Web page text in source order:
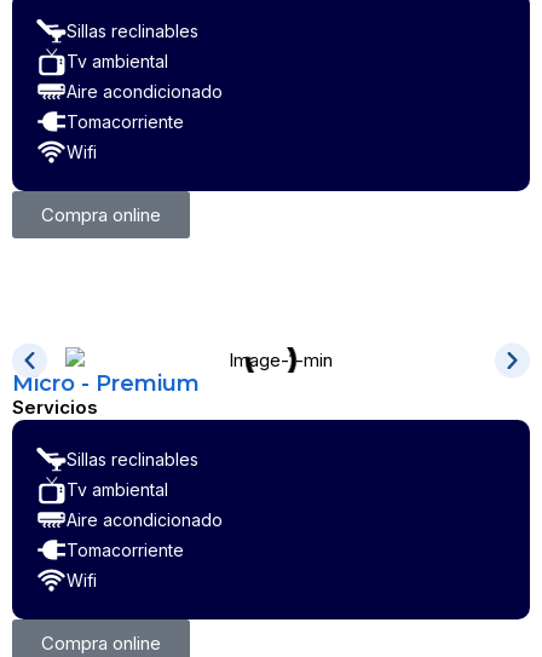
Sillas reclinables
Tv ambiental
Aire acondicionado
Tomacorriente
Wifi
Compra online
Micro - Premium
Servicios
Sillas reclinables
Tv ambiental
Aire acondicionado
Tomacorriente
Wifi
Compra online